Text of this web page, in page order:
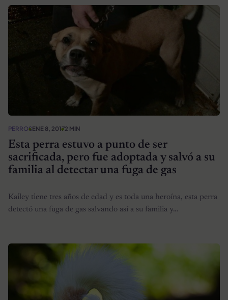
PERROSENE 8, 20172 MIN
Esta perra estuvo a punto de ser
sacrificada, pero fue adoptada y salvó a su
familia al detectar una fuga de gas
Kailey tiene tres años de edad y es toda una heroína, esta perra
detectó una fuga de gas salvando así a su familia y…